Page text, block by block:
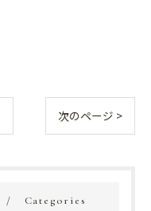
次のページ >
Categories